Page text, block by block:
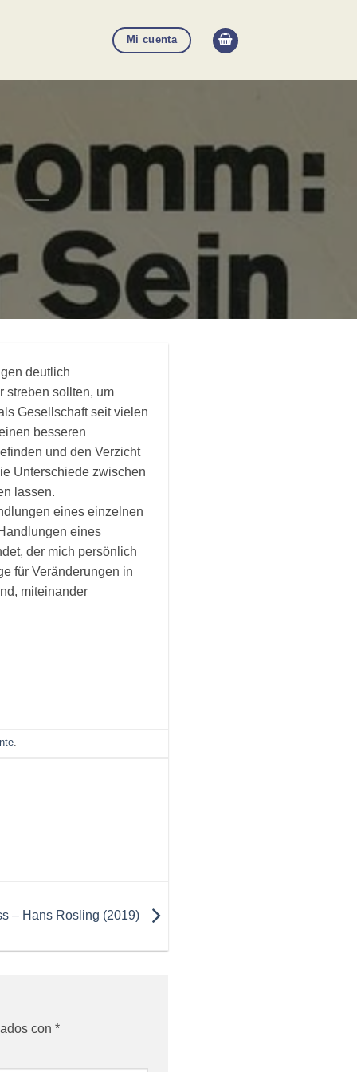
Mi cuenta
deutlich
streben sollten, um
Gesellschaft seit vielen
besseren
und den Verzicht
Unterschiede zwischen
lassen.
eines einzelnen
eines
der mich persönlich
für Veränderungen in
miteinander
.
– Hans Rosling (2019)
con *